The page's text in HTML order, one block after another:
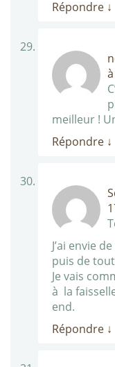
Répondre ↓
meilleur !
Répondre ↓
J’ai envie
puis de
Je vais
à la
end.
Répondre ↓